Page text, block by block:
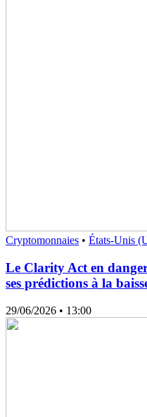
Cryptomonnaies • États-Unis
Le Clarity Act en
ses prédictions à la
29/06/2026 • 13:00